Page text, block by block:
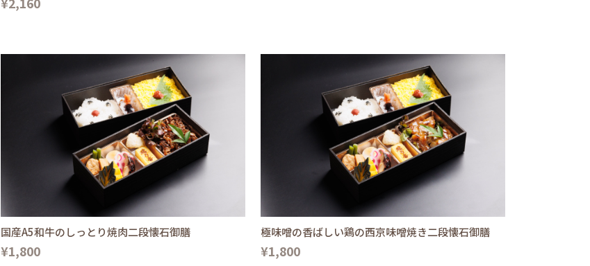
国産A5和牛のしっとり焼肉二段懐石御膳
¥1,800
極味噌の香ばしい鶏の西京味噌焼き二段懐石御膳
¥1,800